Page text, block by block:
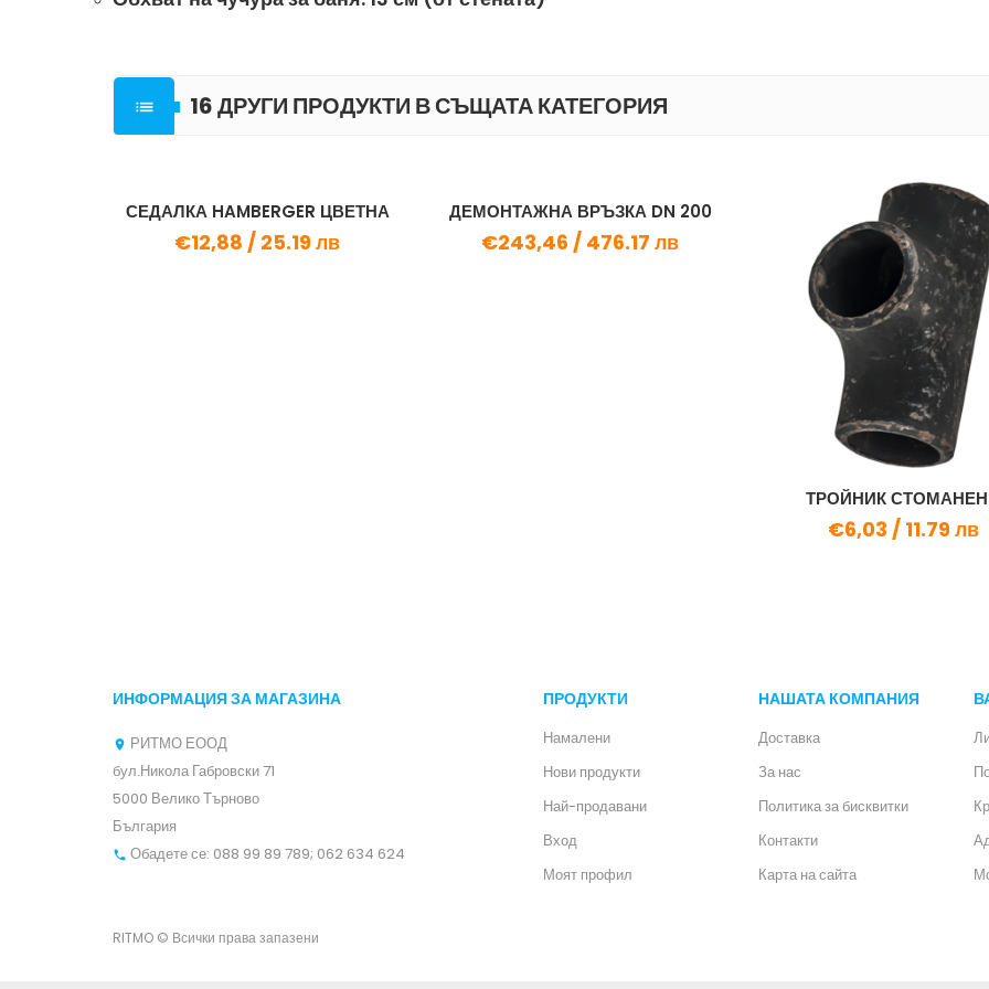
 16 ДРУГИ ПРОДУКТИ В СЪЩАТА КАТЕГОРИЯ
СЕДАЛКА HAMBERGER ЦВЕТНА
€12,88 / 25.19 лв
ДЕМОНТАЖНА ВРЪЗКА DN 200
€243,46 / 476.17 лв
ТРОЙНИК
€6,03 / 11.79 лв
ИНФОРМАЦИЯ ЗА МАГАЗИНА
 РИТМО ЕООД
бул.Никола Габровски 71
5000 Велико Търново
България
 Обадете се: 088 99 89 789; 062 634 624
ПРОДУКТИ
Намалени
Нови продукти
Най-продавани
Вход
Моят профил
НАШАТА КОМПАНИЯ
Доставка
За нас
Политика за бисквитки
Контакти
Карта на сайта
RITMO © Всички права запазени